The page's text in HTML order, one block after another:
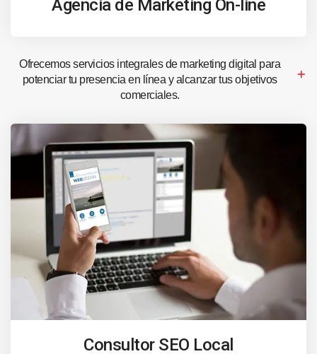
Agencia de Marketing On-line
Ofrecemos servicios integrales de marketing digital para
potenciar tu presencia en línea y alcanzar tus objetivos
comerciales.
Consultor SEO Local